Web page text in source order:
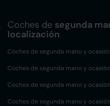
Coches de segunda
localización
Coches de segunda mano y ocasión
Coches de segunda mano y ocasión
Coches de segunda mano y ocasión
Coches de segunda mano y ocasión